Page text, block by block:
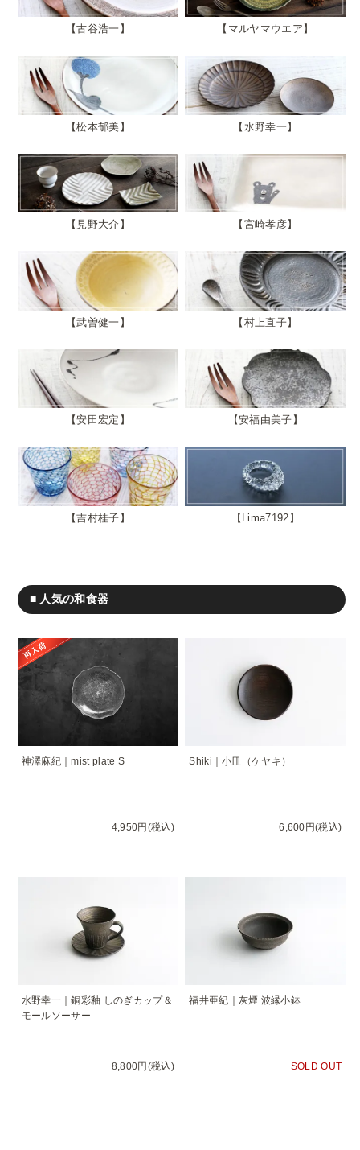
古谷浩一 マルヤマウエア
松本郁美 水野幸一
見野大介 宮崎孝彦
武曽健一 村上直子
安田宏定 安福由美子
吉村桂子 Lima7192
■ 人気の和食器
神澤麻紀｜mist plate S
4,950円(税込)
Shiki｜小皿（ケヤキ）
6,600円(税込)
水野幸一｜銅彩釉 しのぎカップ＆
モールソーサー
8,800円(税込)
福井亜紀｜灰煙 波縁小鉢
SOLD OUT